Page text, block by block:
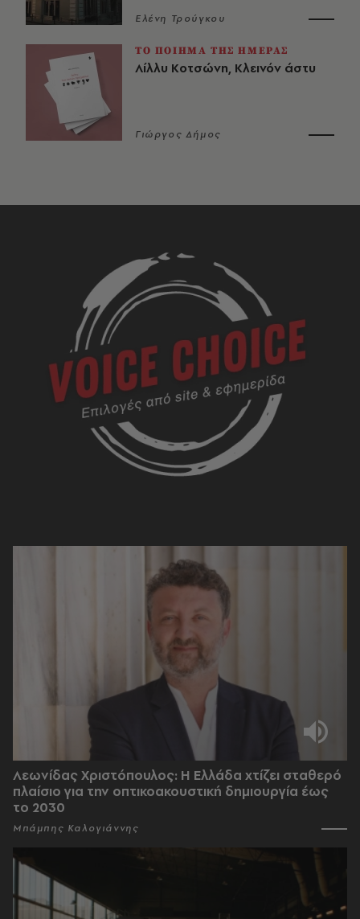
Ελένη Τρούγκου
ΤΟ ΠΟΙΗΜΑ ΤΗΣ ΗΜΕΡΑΣ
Λίλλυ Κοτσώνη, Κλεινόν άστυ
Γιώργος Δήμος
Λεωνίδας Χριστόπουλος: Η Ελλάδα χτίζει σταθερό
πλαίσιο για την οπτικοακουστική δημιουργία έως
το 2030
Μπάμπης Καλογιάννης